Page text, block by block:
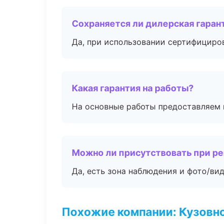
Сохраняется ли дилерская
Да, при использовании
Какая гарантия на работы?
На основные работы предоставляем
Можно ли присутствовать при
Да, есть зона наблюдения и фото/
Похожие компании: